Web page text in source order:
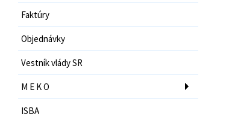
Faktúry
Objednávky
Vestník vlády SR
M E K O
ISBA